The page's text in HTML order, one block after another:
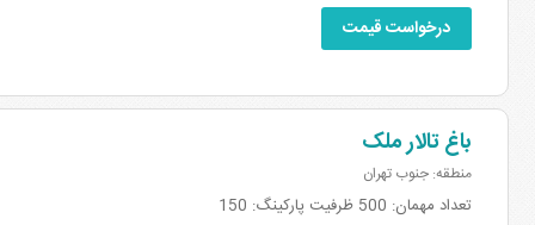
درخواست قیمت
باغ تالار ملک
منطقه: جنوب تهران
تعداد مهمان: 500 ظرفیت پارکینگ: 150